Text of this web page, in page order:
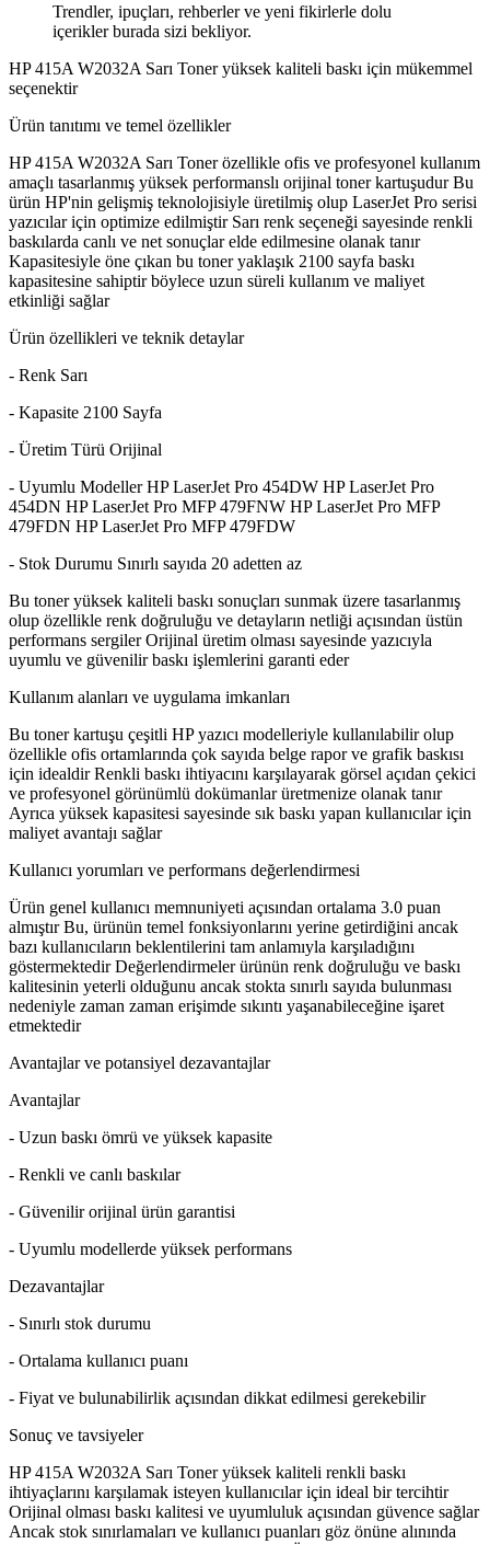
Trendler, ipuçları, rehberler ve yeni fikirlerle dolu
içerikler burada sizi bekliyor.
HP 415A W2032A Sarı Toner yüksek kaliteli baskı için mükemmel
seçenektir
Ürün tanıtımı ve temel özellikler
HP 415A W2032A Sarı Toner özellikle ofis ve profesyonel kullanım
amaçlı tasarlanmış yüksek performanslı orijinal toner kartuşudur Bu
ürün HP'nin gelişmiş teknolojisiyle üretilmiş olup LaserJet Pro serisi
yazıcılar için optimize edilmiştir Sarı renk seçeneği sayesinde renkli
baskılarda canlı ve net sonuçlar elde edilmesine olanak tanır
Kapasitesiyle öne çıkan bu toner yaklaşık 2100 sayfa baskı
kapasitesine sahiptir böylece uzun süreli kullanım ve maliyet
etkinliği sağlar
Ürün özellikleri ve teknik detaylar
- Renk Sarı
- Kapasite 2100 Sayfa
- Üretim Türü Orijinal
- Uyumlu Modeller HP LaserJet Pro 454DW HP LaserJet Pro
454DN HP LaserJet Pro MFP 479FNW HP LaserJet Pro MFP
479FDN HP LaserJet Pro MFP 479FDW
- Stok Durumu Sınırlı sayıda 20 adetten az
Bu toner yüksek kaliteli baskı sonuçları sunmak üzere tasarlanmış
olup özellikle renk doğruluğu ve detayların netliği açısından üstün
performans sergiler Orijinal üretim olması sayesinde yazıcıyla
uyumlu ve güvenilir baskı işlemlerini garanti eder
Kullanım alanları ve uygulama imkanları
Bu toner kartuşu çeşitli HP yazıcı modelleriyle kullanılabilir olup
özellikle ofis ortamlarında çok sayıda belge rapor ve grafik baskısı
için idealdir Renkli baskı ihtiyacını karşılayarak görsel açıdan çekici
ve profesyonel görünümlü dokümanlar üretmenize olanak tanır
Ayrıca yüksek kapasitesi sayesinde sık baskı yapan kullanıcılar için
maliyet avantajı sağlar
Kullanıcı yorumları ve performans değerlendirmesi
Ürün genel kullanıcı memnuniyeti açısından ortalama 3.0 puan
almıştır Bu, ürünün temel fonksiyonlarını yerine getirdiğini ancak
bazı kullanıcıların beklentilerini tam anlamıyla karşıladığını
göstermektedir Değerlendirmeler ürünün renk doğruluğu ve baskı
kalitesinin yeterli olduğunu ancak stokta sınırlı sayıda bulunması
nedeniyle zaman zaman erişimde sıkıntı yaşanabileceğine işaret
etmektedir
Avantajlar ve potansiyel dezavantajlar
Avantajlar
- Uzun baskı ömrü ve yüksek kapasite
- Renkli ve canlı baskılar
- Güvenilir orijinal ürün garantisi
- Uyumlu modellerde yüksek performans
Dezavantajlar
- Sınırlı stok durumu
- Ortalama kullanıcı puanı
- Fiyat ve bulunabilirlik açısından dikkat edilmesi gerekebilir
Sonuç ve tavsiyeler
HP 415A W2032A Sarı Toner yüksek kaliteli renkli baskı
ihtiyaçlarını karşılamak isteyen kullanıcılar için ideal bir tercihtir
Orijinal olması baskı kalitesi ve uyumluluk açısından güvence sağlar
Ancak stok sınırlamaları ve kullanıcı puanları göz önüne alınında